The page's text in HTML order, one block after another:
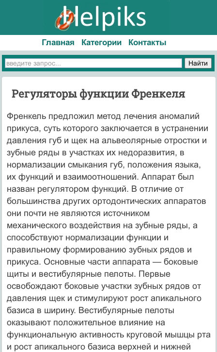
Главная Категории Контакты
Регуляторы функции Френкеля
Френкель предложил метод лечения аномалий
прикуса, суть которого заключается в устранении
давления губ и щек на альвеолярные отростки и
зубные ряды в участках их недоразвития, в
нормализации смыкания губ, положения языка,
их функций и взаимоотношений. Аппарат был
назван регулятором функций. В отличие от
большинства других ортодонтических аппаратов
они почти не являются источником
механического воздействия на зубные ряды, а
способствуют нормализации функции и
правильному формированию зубных рядов и
прикуса. Основные части аппарата — боковые
щиты и вестибулярные пелоты. Первые
освобождают боковые участки зубных рядов от
давления щек и стимулируют рост апикального
базиса в ширину. Вестибулярные пелоты
оказывают положительное влияние на
функциональную активность круговой мышцы рта
и рост апикального базиса верхней и нижней